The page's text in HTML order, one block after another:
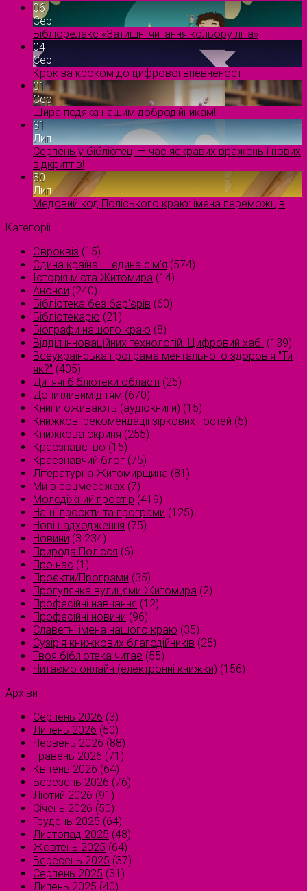
06
Сер
Бібліорелакс «Затишні читання кольору літа»
04
Сер
Крок за кроком до цифрової впевненості
01
Сер
Щира подяка нашим добродійникам!
31
Лип
Серпень у бібліотеці — час яскравих вражень і нових
відкриттів!
30
Лип
Медовий код Поліського краю: імена переможців
Категорії
Євроквіз (15)
Єдина країна — єдина сім’я (574)
Історія міста Житомира (14)
Анонси (240)
Бібліотека без бар'єрів (60)
Бібліотекарю (21)
Біографи нашого краю (8)
Відділ інноваційних технологій. Цифровий хаб. (139)
Всеукраїнська програма ментального здоров'я "Ти
як?" (405)
Дитячі бібліотеки області (25)
Допитливим дітям (670)
Книги оживають (аудіокниги) (15)
Книжкові рекомендації зіркових гостей (5)
Книжкова скриня (255)
Краєзнавство (15)
Краєзнавчий блог (75)
Літературна Житомирщина (81)
Ми в соцмережах (7)
Молодіжний простір (419)
Наші проєкти та програми (125)
Нові надходження (75)
Новини (3 234)
Природа Полісся (6)
Про нас (1)
Проєкти/Програми (35)
Прогулянка вулицями Житомира (2)
Професійні навчання (12)
Професійні новини (96)
Славетні імена нашого краю (35)
Сузірʼя книжкових благодійників (25)
Твоя бібліотека читає (55)
Читаємо онлайн (електронні книжки) (156)
Архіви
Серпень 2026 (3)
Липень 2026 (50)
Червень 2026 (88)
Травень 2026 (71)
Квітень 2026 (64)
Березень 2026 (76)
Лютий 2026 (91)
Січень 2026 (50)
Грудень 2025 (64)
Листопад 2025 (48)
Жовтень 2025 (64)
Вересень 2025 (37)
Серпень 2025 (31)
Липень 2025 (40)